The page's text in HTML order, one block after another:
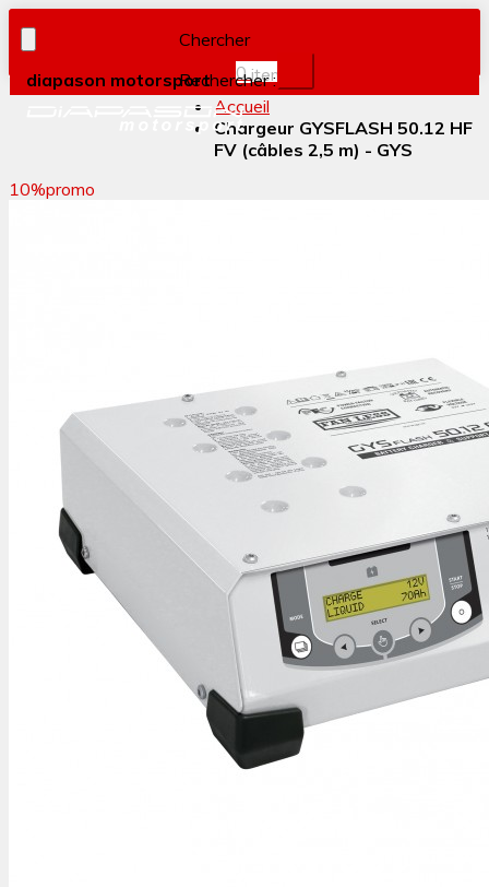
diapason motorsport
Chercher
Rechercher :
0item(s)
Accueil
Chargeur GYSFLASH 50.12 HF
FV (câbles 2,5 m) - GYS
10%promo